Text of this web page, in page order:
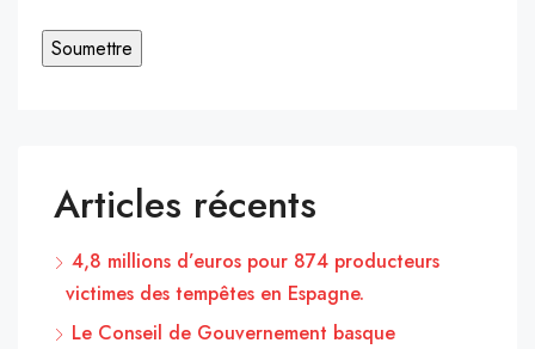
Articles récents
4,8 millions d’euros pour 874 producteurs
victimes des tempêtes en Espagne.
Le Conseil de Gouvernement basque